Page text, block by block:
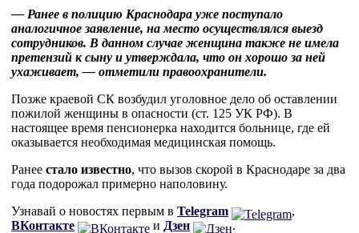
— Ранее в полицию Краснодара уже поступало
аналогичное заявление, на место осуществлялся выезд
сотрудников. В данном случае женщина также не имела
претензий к сыну и утверждала, что он хорошо за ней
ухаживает, — отметили правоохранители.
Позже краевой СК возбудил уголовное дело об оставлении
пожилой женщины в опасности (ст. 125 УК РФ). В
настоящее время пенсионерка находится больнице, где ей
оказывается необходимая медицинская помощь.
Ранее стало известно, что вызов скорой в Краснодаре за два
года подорожал примерно наполовину.
Узнавай о новостях первым в Telegram
,
ВКонтакте
и Дзен .